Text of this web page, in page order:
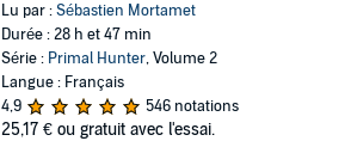
Lu par :Sébastien Mortamet
Durée : 28 h et 47 min
Série : Primal Hunter, Volume 2
Langue : Français
4,9
546 notations
25,17 € ou gratuit avec l'essai.